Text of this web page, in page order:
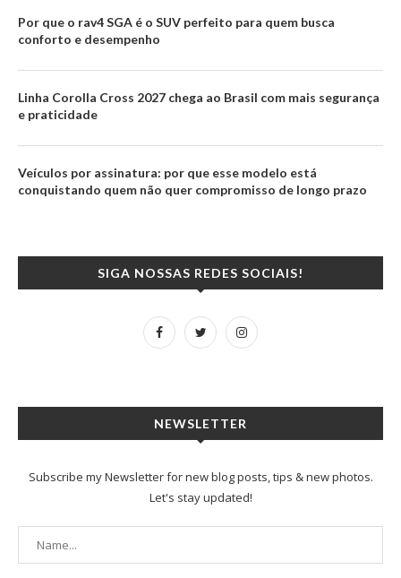
Por que o rav4 SGA é o SUV perfeito para quem busca
conforto e desempenho
Linha Corolla Cross 2027 chega ao Brasil com mais segurança
e praticidade
Veículos por assinatura: por que esse modelo está
conquistando quem não quer compromisso de longo prazo
SIGA NOSSAS REDES SOCIAIS!
NEWSLETTER
Subscribe my Newsletter for new blog posts, tips & new photos.
Let's stay updated!